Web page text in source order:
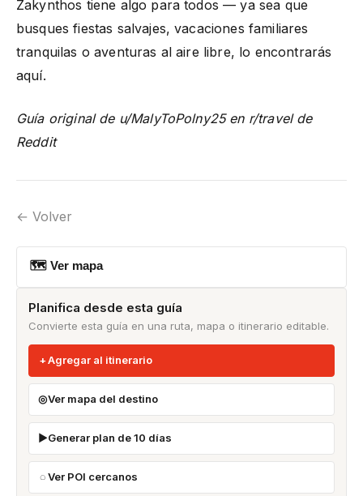
Zakynthos tiene algo para todos — ya sea que
busques fiestas salvajes, vacaciones familiares
tranquilas o aventuras al aire libre, lo encontrarás
aquí.
Guía original de u/MalyToPolny25 en r/travel de
Reddit
← Volver
🗺 Ver mapa
Planifica desde esta guía
Convierte esta guía en una ruta, mapa o itinerario editable.
Agregar al itinerario
Ver mapa del destino
Generar plan de 10 días
Ver POI cercanos